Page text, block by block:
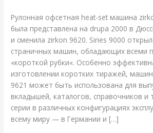
Рулонная офсетная heat-set машина
была представлена на drupa 2000 в
и сменила zirkon 9620. Siries 9000
страничных машин, обладающих всеми
«короткой рубки«. Особенно
изготовлении коротких тиражей,
9621 может быть использована для
вкладышей, каталогов, справочников
серии в различных конфигурациях
всему миру — в Германии и […]